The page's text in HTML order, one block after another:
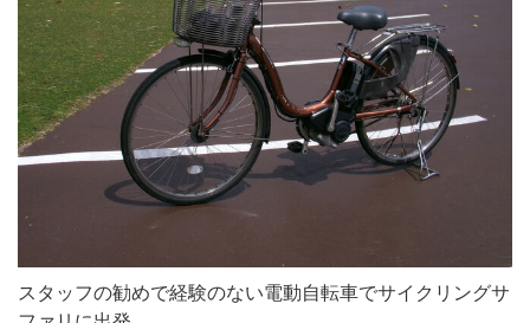
スタッフの勧めで経験のない電動自転車でサイクリングサ